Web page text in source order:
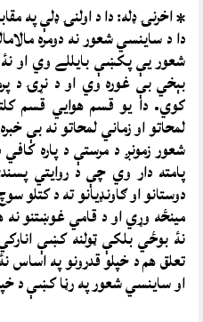
* اخرنۍ ډله: دا د اولنۍ ډلې په
دا د ساينسي شعور نه دومره
شعور يې پکښې بايللے وي او
بېخي بې غوره وي او د نړۍ د
کوي. دا يو قسم هوايي قسم
لمحاتو او زماني لمحاتو نه
شعور زمونږ د مرستې د پاره
پامته دار وي چې د روايتي
دوستانو او ګاونډيانو ته د
مينځه وړي او د قامي غوښتنو نه
نۀ بوځي بلکې ټولنه کښې
تعلق هم د خپلو قدرونو په
او ساينسي شعور په رڼا کښې د